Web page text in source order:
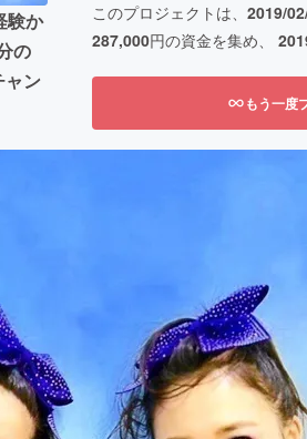
験か
の
ャン
このプロジェクトは、 2019/
287,000円の資金を集め、
もう一度